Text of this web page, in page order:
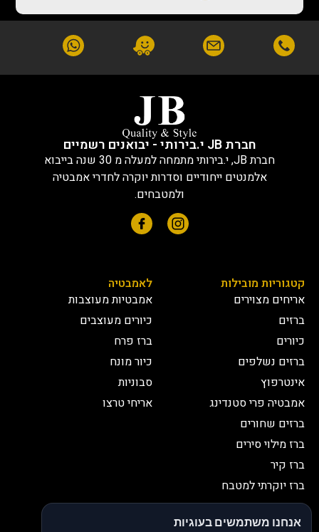
חברת JB י.בירותי - יבואנים רשמיים
חברת JB, י.בירותי מתמחה למעלה מ 30 שנה בייבוא
אלמנטים ייחודיים וסדרות יוקרה לחדרי אמבטיה
ולמטבחים.
קטגוריות מובילות
אריחים מצוירים
ברזים
כיורים
ברזים נשלפים
אינטרפוץ
אמבטיה פרי סטנדינג
ברזים שחורים
ברז מילוי סירים
ברז קיר
ברז יוקרתי למטבח
לאמבטיה
אמבטיות מעוצבות
כיורים מעוצבים
ברז פרח
כיור מונח
סבוניות
אריחי טרצו
יצירת קשר
אנחנו משתמשים בעוגיות